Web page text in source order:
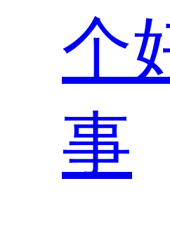
个
事